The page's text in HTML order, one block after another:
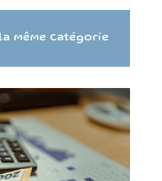
même catégorie